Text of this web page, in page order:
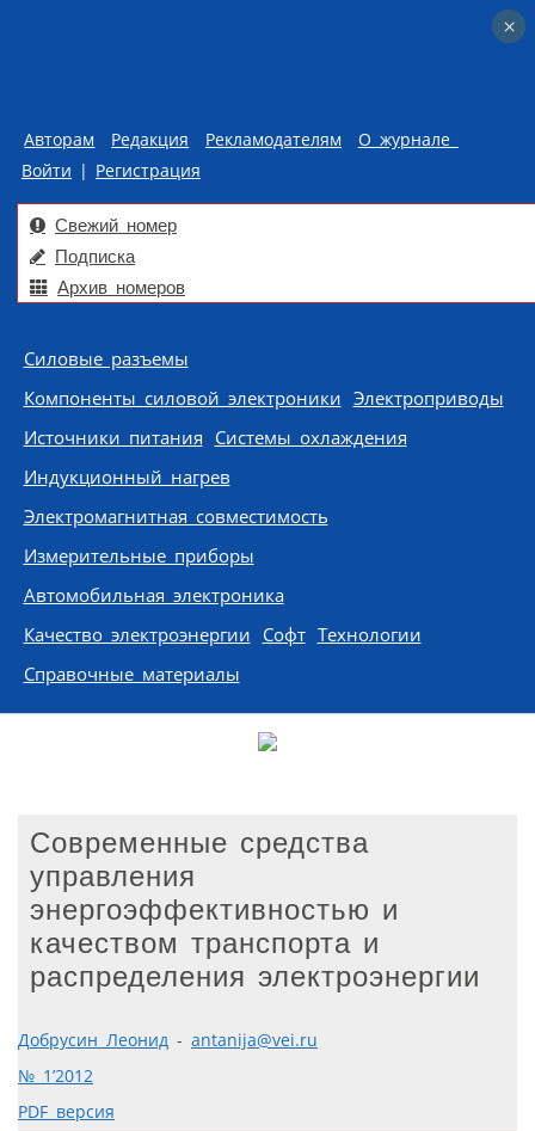
Авторам Редакция Рекламодателям
О журнале
Войти | Регистрация
Свежий номер
Подписка
Архив номеров
Skip to content
Силовые разъемы
Компоненты силовой электроники Электроприводы
Источники питания Системы охлаждения
Индукционный нагрев
Электромагнитная совместимость
Измерительные приборы
Автомобильная электроника
Качество электроэнергии Софт Технологии
Справочные материалы
Современные средства
управления
энергоэффективностью и
качеством транспорта и
распределения электроэнергии
Добрусин Леонид - antanija@vei.ru
№ 1’2012
PDF версия
×
×